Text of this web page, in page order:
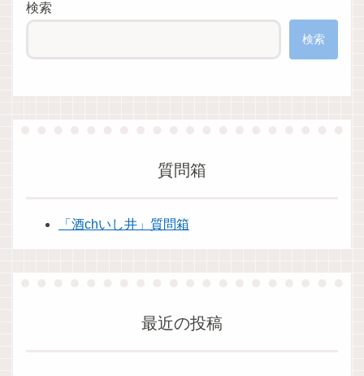
検索
検索
質問箱
「酒chいし井」質問箱
最近の投稿